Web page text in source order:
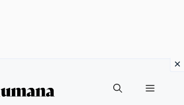
Menu